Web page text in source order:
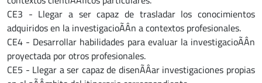
CE3 - Llegar a ser capaz de trasladar los conocimientos
adquiridos en la investigacioÃÂn a contextos profesionales.
CE4 - Desarrollar habilidades para evaluar la investigacioÃÂn
proyectada por otros profesionales.
CE5 - Llegar a ser capaz de disenÃÂar investigaciones propias